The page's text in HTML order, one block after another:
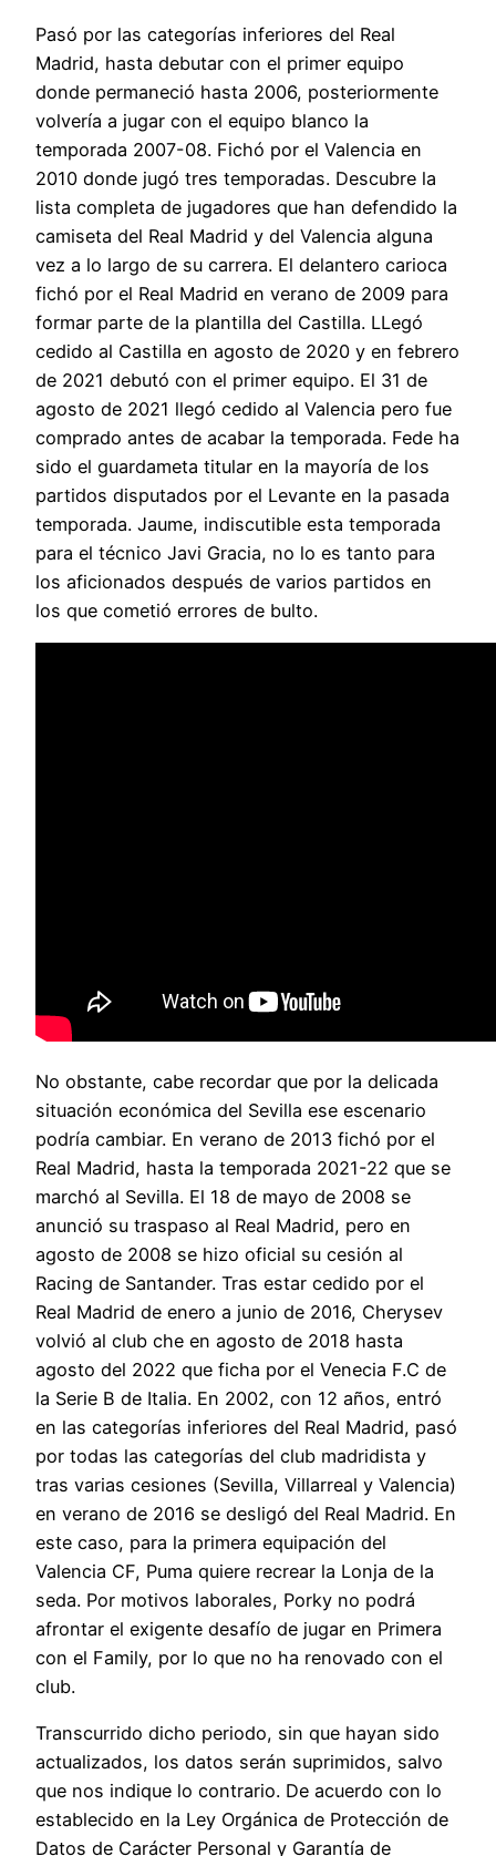
Pasó por las categorías inferiores del Real
Madrid, hasta debutar con el primer equipo
donde permaneció hasta 2006, posteriormente
volvería a jugar con el equipo blanco la
temporada 2007-08. Fichó por el Valencia en
2010 donde jugó tres temporadas. Descubre la
lista completa de jugadores que han defendido la
camiseta del Real Madrid y del Valencia alguna
vez a lo largo de su carrera. El delantero carioca
fichó por el Real Madrid en verano de 2009 para
formar parte de la plantilla del Castilla. LLegó
cedido al Castilla en agosto de 2020 y en febrero
de 2021 debutó con el primer equipo. El 31 de
agosto de 2021 llegó cedido al Valencia pero fue
comprado antes de acabar la temporada. Fede ha
sido el guardameta titular en la mayoría de los
partidos disputados por el Levante en la pasada
temporada. Jaume, indiscutible esta temporada
para el técnico Javi Gracia, no lo es tanto para
los aficionados después de varios partidos en
los que cometió errores de bulto.
No obstante, cabe recordar que por la delicada
situación económica del Sevilla ese escenario
podría cambiar. En verano de 2013 fichó por el
Real Madrid, hasta la temporada 2021-22 que se
marchó al Sevilla. El 18 de mayo de 2008 se
anunció su traspaso al Real Madrid, pero en
agosto de 2008 se hizo oficial su cesión al
Racing de Santander. Tras estar cedido por el
Real Madrid de enero a junio de 2016, Cherysev
volvió al club che en agosto de 2018 hasta
agosto del 2022 que ficha por el Venecia F.C de
la Serie B de Italia. En 2002, con 12 años, entró
en las categorías inferiores del Real Madrid, pasó
por todas las categorías del club madridista y
tras varias cesiones (Sevilla, Villarreal y Valencia)
en verano de 2016 se desligó del Real Madrid. En
este caso, para la primera equipación del
Valencia CF, Puma quiere recrear la Lonja de la
seda. Por motivos laborales, Porky no podrá
afrontar el exigente desafío de jugar en Primera
con el Family, por lo que no ha renovado con el
club.
Transcurrido dicho periodo, sin que hayan sido
actualizados, los datos serán suprimidos, salvo
que nos indique lo contrario. De acuerdo con lo
establecido en la Ley Orgánica de Protección de
Datos de Carácter Personal y Garantía de